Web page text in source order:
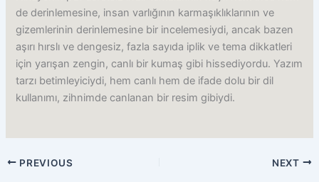
de derinlemesine, insan varlığının karmaşıklıklarının ve
gizemlerinin derinlemesine bir incelemesiydi, ancak bazen
aşırı hırslı ve dengesiz, fazla sayıda iplik ve tema dikkatleri
için yarışan zengin, canlı bir kumaş gibi hissediyordu. Yazım
tarzı betimleyiciydi, hem canlı hem de ifade dolu bir dil
kullanımı, zihnimde canlanan bir resim gibiydi.
PREVIOUS NEXT